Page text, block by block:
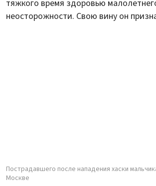
тяжкого время здоровью
неосторожности. Свою вину он
Пострадавшего после нападения хаски
Москве